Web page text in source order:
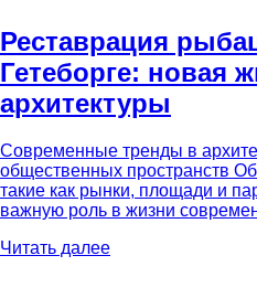
Реставрация
Гетеборге: новая
архитектуры
Современные тренды в
общественных пространств
такие как рынки, площади и
важную роль в жизни
Читать далее